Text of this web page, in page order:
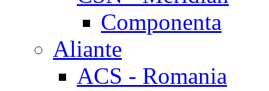
Componenta
Aliante
ACS - Romania